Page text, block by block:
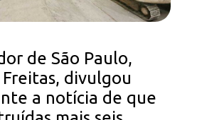
de São Paulo,
divulgou
a notícia de que